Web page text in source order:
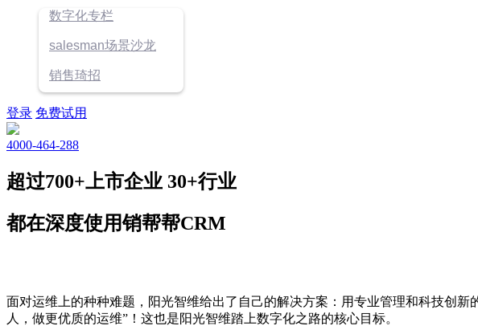
数字化专栏
salesman场景沙龙
销售琦招
登录 免费试用
4000-464-288
超过700+上市企业 30+行业
都在深度使用销帮帮CRM
面对运维上的种种难题，阳光智维给出了自己的解决方案：用专业管理和科技创
人，做更优质的运维”！这也是阳光智维踏上数字化之路的核心目标。